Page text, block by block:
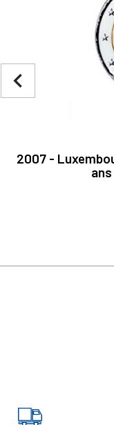
2007 -
navigate_before